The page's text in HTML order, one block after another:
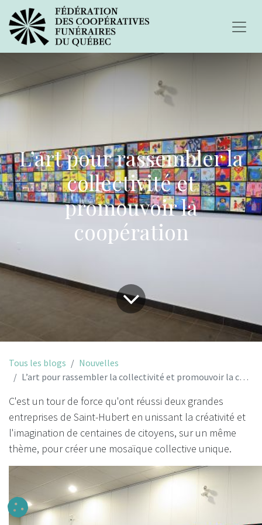
L’art pour rassembler la
collectivité et
promouvoir la
coopération
Tous les blogs
Nouvelles
L’art pour rassembler la collectivité et promouvoir la coopération
C'est un tour de force qu'ont réussi deux grandes
entreprises de Saint-Hubert en unissant la créativité et
l'imagination de centaines de citoyens, sur un même
thème, pour créer une mosaïque collective unique.